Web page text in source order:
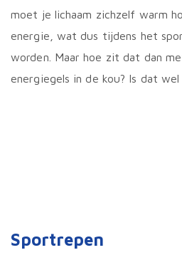
moet je lichaam zichzelf warm
energie, wat dus tijdens het
worden. Maar hoe zit dat dan
energiegels in de kou? Is dat wel
Sportrepen